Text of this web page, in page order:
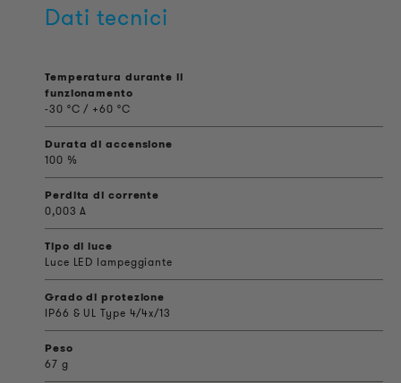
Dati tecnici
Temperatura durante il
funzionamento
-30 °C / +60 °C
Durata di accensione
100 %
Perdita di corrente
0,003 A
Tipo di luce
Luce LED lampeggiante
Grado di protezione
IP66 & UL Type 4/4x/13
Peso
67 g